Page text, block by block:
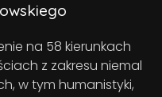
na 58 kierunkach
z zakresu niemal
w tym humanistyki,